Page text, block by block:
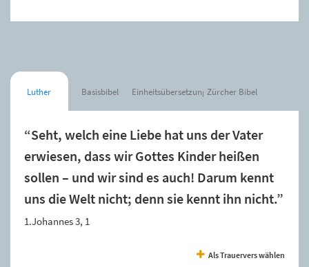
Luther Basisbibel Einheitsübersetzung Zürcher Bibel
“Seht, welch eine Liebe hat uns der Vater
erwiesen, dass wir Gottes Kinder heißen
sollen – und wir sind es auch! Darum kennt
uns die Welt nicht; denn sie kennt ihn nicht.”
1.Johannes 3, 1
Als Trauervers wählen